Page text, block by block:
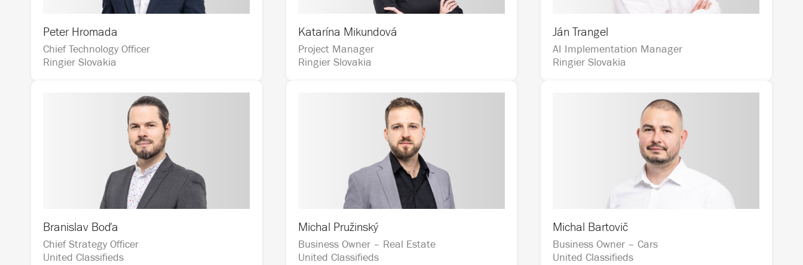
Peter Hromada
Chief Technology Officer
Ringier Slovakia
Katarína Mikundová
Project Manager
Ringier Slovakia
Ján Trangel
AI Implementation Manager
Ringier Slovakia
Branislav Boďa
Chief Strategy Officer
United Classifieds
Michal Pružinský
Business Owner – Real Estate
United Classifieds
Michal Bartovič
Business Owner – Cars
United Classifieds